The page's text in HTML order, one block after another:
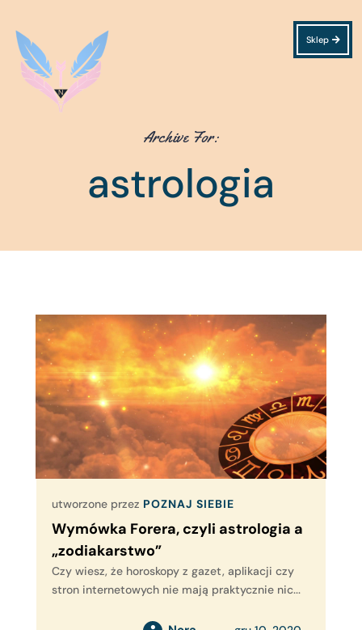
Sklep
Archive For:
astrologia
Wymówka Forera, czyli astrologia a
„zodiakarstwo”
utworzone przez POZNAJ SIEBIE
Czy wiesz, że horoskopy z gazet, aplikacji czy
stron internetowych nie mają praktycznie nic...